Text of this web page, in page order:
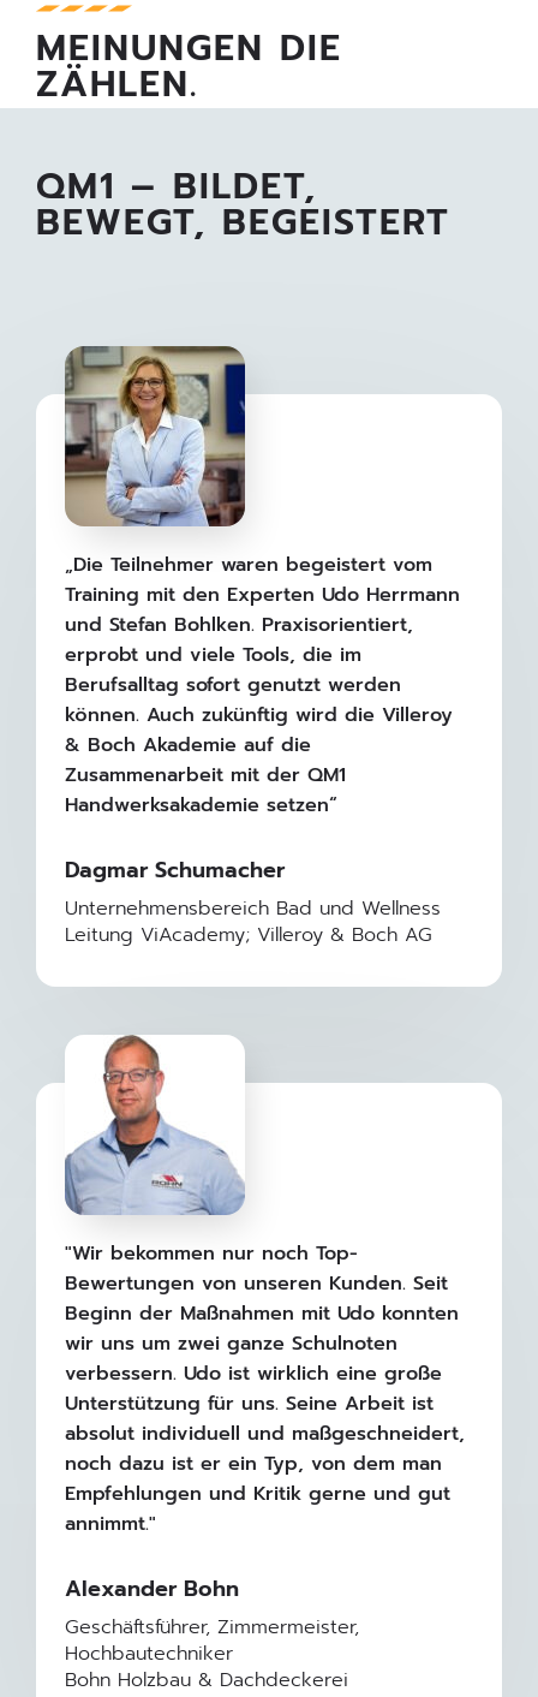
MEINUNGEN DIE
ZÄHLEN.
QM1 – BILDET,
BEWEGT, BEGEISTERT
„Die Teilnehmer waren begeistert vom
Training mit den Experten Udo Herrmann
und Stefan Bohlken. Praxisorientiert,
erprobt und viele Tools, die im
Berufsalltag sofort genutzt werden
können. Auch zukünftig wird die Villeroy
& Boch Akademie auf die
Zusammenarbeit mit der QM1
Handwerksakademie setzen“
Dagmar Schumacher
Unternehmensbereich Bad und Wellness
Leitung ViAcademy; Villeroy & Boch AG
"Wir bekommen nur noch Top-
Bewertungen von unseren Kunden. Seit
Beginn der Maßnahmen mit Udo konnten
wir uns um zwei ganze Schulnoten
verbessern. Udo ist wirklich eine große
Unterstützung für uns. Seine Arbeit ist
absolut individuell und maßgeschneidert,
noch dazu ist er ein Typ, von dem man
Empfehlungen und Kritik gerne und gut
annimmt."
Alexander Bohn
Geschäftsführer, Zimmermeister,
Hochbautechniker
Bohn Holzbau & Dachdeckerei